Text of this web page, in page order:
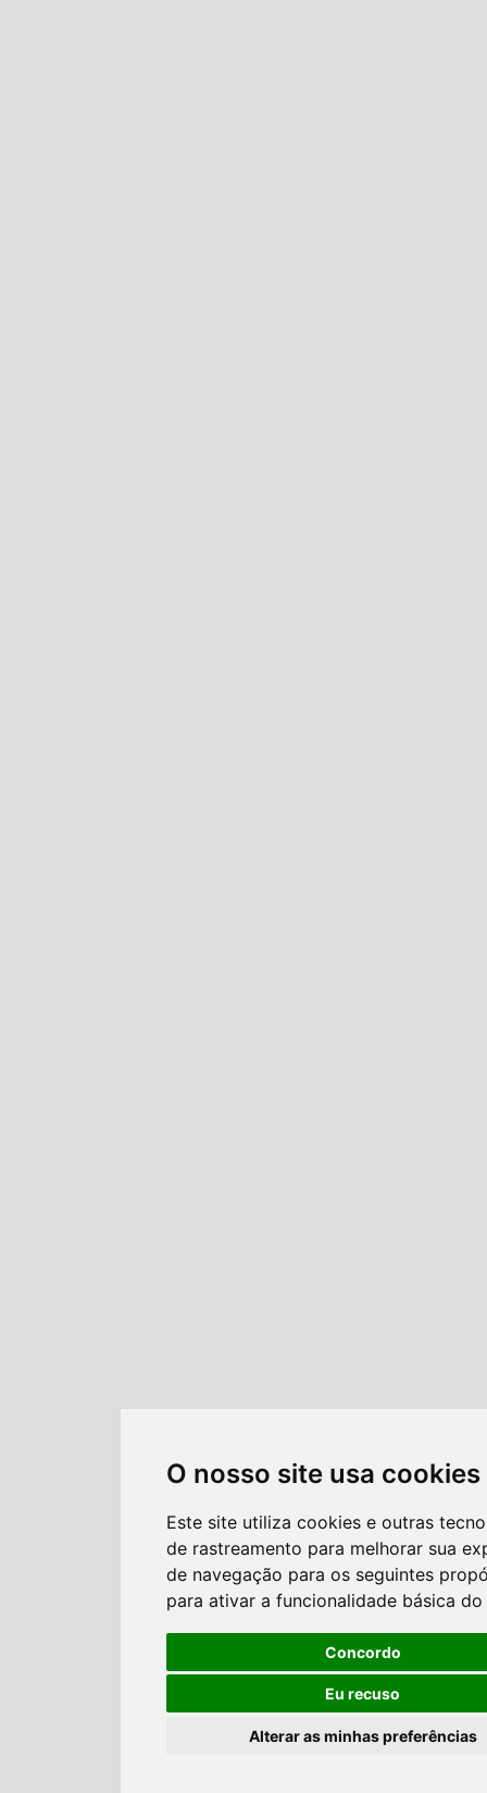
O nosso site usa cookies
Este site utiliza cookies e outras
de rastreamento para melhorar sua
de navegação para os seguintes
para ativar a funcionalidade básica
Concordo
Eu recuso
Alterar as minhas preferências